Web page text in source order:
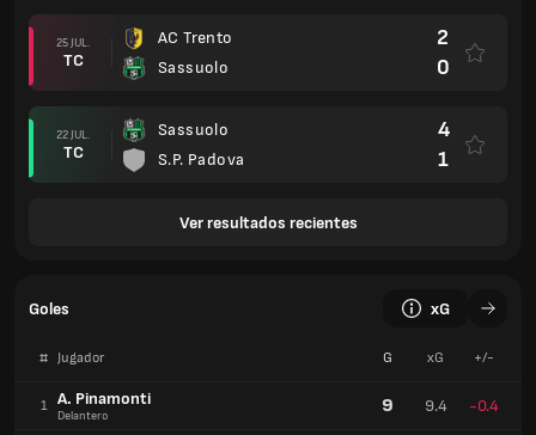
25 JUL.
TC
AC Trento
Sassuolo
2
0
22 JUL.
TC
Sassuolo
S.P. Padova
4
1
Ver resultados recientes
Goles xG
# Jugador G xG +/-
1 A. Pinamonti
Delantero 9 9.4 -0.4